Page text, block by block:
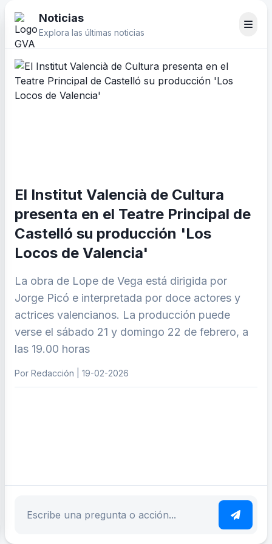
Noticias
Explora las últimas noticias
El Institut Valencià de Cultura
presenta en el Teatre Principal de
Castelló su producción 'Los
Locos de Valencia'
La obra de Lope de Vega está dirigida por
Jorge Picó e interpretada por doce actores y
actrices valencianos. La producción puede
verse el sábado 21 y domingo 22 de febrero, a
las 19.00 horas
Por Redacción | 19-02-2026
Escribe tu pregunta